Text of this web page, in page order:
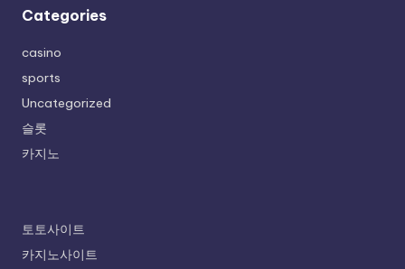
Categories
casino
sports
Uncategorized
슬롯
카지노
토토사이트
카지노사이트